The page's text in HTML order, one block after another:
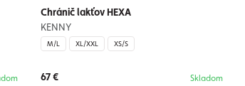
Chránič lakťov HEXA
KENNY
M/L XL/XXL XS/S
67 € Skladom